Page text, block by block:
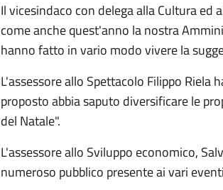
Il vicesindaco con delega alla Cultura
come anche quest'anno la nostra
hanno fatto in vario modo vivere la
L'assessore allo Spettacolo Filippo
proposto abbia saputo diversificare le
del Natale".
L'assessore allo Sviluppo economico,
numeroso pubblico presente ai vari